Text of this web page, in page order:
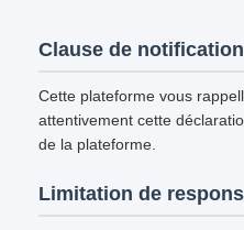
Clause de notification
Cette plateforme vous
attentivement cette
de la plateforme.
Limitation de